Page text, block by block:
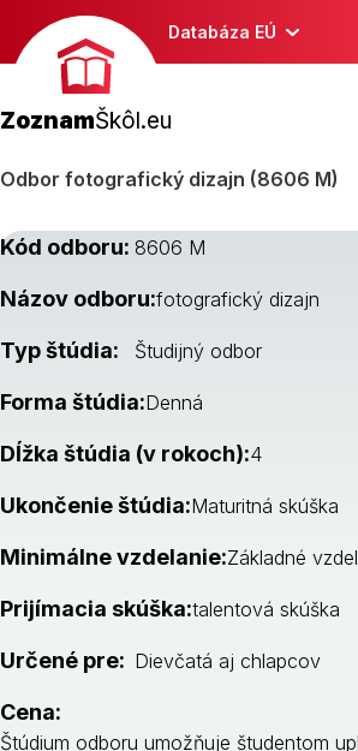
Databáza EÚ
ZoznamŠkôl.eu
Odbor fotografický dizajn (8606 M)
Kód odboru: 8606 M
Názov odboru:fotografický dizajn
Typ štúdia: Študijný odbor
Forma štúdia:Denná
Dĺžka štúdia (v rokoch):4
Ukončenie štúdia:Maturitná skúška
Minimálne vzdelanie:Základné
Prijímacia skúška:talentová skúška
Určené pre: Dievčatá aj chlapcov
Cena:
Štúdium odboru umožňuje študentom